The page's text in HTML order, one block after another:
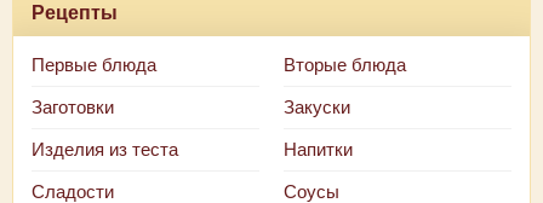
Рецепты
Первые блюда Вторые блюда
Заготовки Закуски
Изделия из теста Напитки
Сладости Соусы